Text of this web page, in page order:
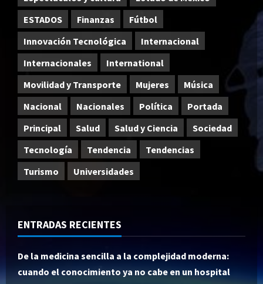
ESTADOS
Finanzas
Fútbol
Innovación Tecnológica
Internacional
Internacionales
International
Movilidad y Transporte
Mujeres
Música
Nacional
Nacionales Política
Portada
Principal
Salud Salud y Ciencia
Sociedad
Tecnología
Tendencia
Tendencias
Turismo
Universidades
ENTRADAS RECIENTES
De la medicina sencilla a la complejidad moderna:
cuando el conocimiento ya no cabe en un hospital